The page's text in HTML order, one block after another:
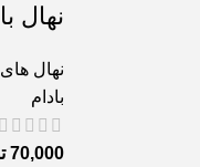
نهال
نهال
بادام
70,000